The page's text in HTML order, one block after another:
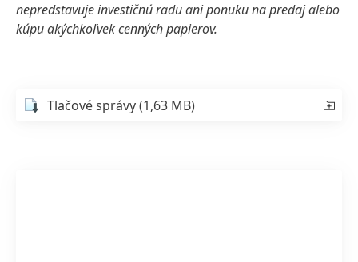
nepredstavuje investičnú radu ani ponuku na predaj alebo
kúpu akýchkoľvek cenných papierov.
Tlačové správy(1,63 MB)